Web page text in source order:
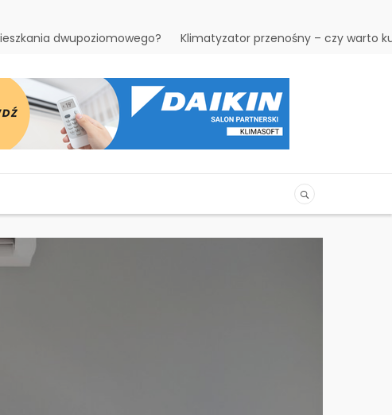
dwupoziomowego? Klimatyzator przenośny – czy warto